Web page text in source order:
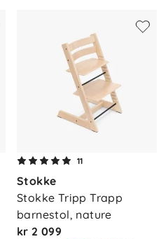
11
Stokke
Stokke Tripp Trapp
barnestol, nature
kr 2 099